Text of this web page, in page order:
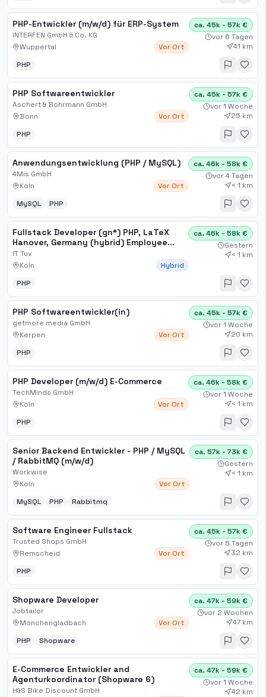
PHP-Entwickler (m/w/d) für ERP-System
INTERFEN GmbH & Co. KG
Wuppertal
Vor Ort
ca. 45k - 57k €
vor 6 Tagen
41 km
PHP
PHP Softwareentwickler
Aschert & Bohrmann GmbH
Bonn
Vor Ort
ca. 45k - 57k €
vor 1 Woche
25 km
PHP
Anwendungsentwicklung (PHP / MySQL)
4Mis GmbH
Köln
Vor Ort
ca. 46k - 58k €
vor 4 Tagen
< 1 km
MySQL
PHP
Fullstack Developer (gn*) PHP, LaTeX
Hanover, Germany (hybrid) Employee
Software Development
IT Tuv
Köln
Hybrid
ca. 46k - 58k €
Gestern
< 1 km
PHP
PHP Softwareentwickler(in)
getmore media GmbH
Kerpen
Vor Ort
ca. 45k - 57k €
vor 1 Woche
20 km
PHP
PHP Developer (m/w/d) E-Commerce
TechMinds GmbH
Köln
Vor Ort
ca. 46k - 58k €
vor 1 Woche
< 1 km
PHP
Senior Backend Entwickler - PHP / MySQL
/ RabbitMQ (m/w/d)
Workwise
Köln
Vor Ort
ca. 57k - 73k €
Gestern
< 1 km
MySQL PHP Rabbitmq
Software Engineer Fullstack
Trusted Shops GmbH
Remscheid
Vor Ort
ca. 45k - 57k €
vor 5 Tagen
32 km
PHP
Shopware Developer
Jobtailor
Mönchengladbach
Vor Ort
ca. 47k - 59k €
vor 2 Wochen
47 km
PHP
Shopware
E-Commerce Entwickler and
Agenturkoordinator (Shopware 6)
H&S Bike Discount GmbH
ca. 47k - 59k €
vor 1 Woche
42 km